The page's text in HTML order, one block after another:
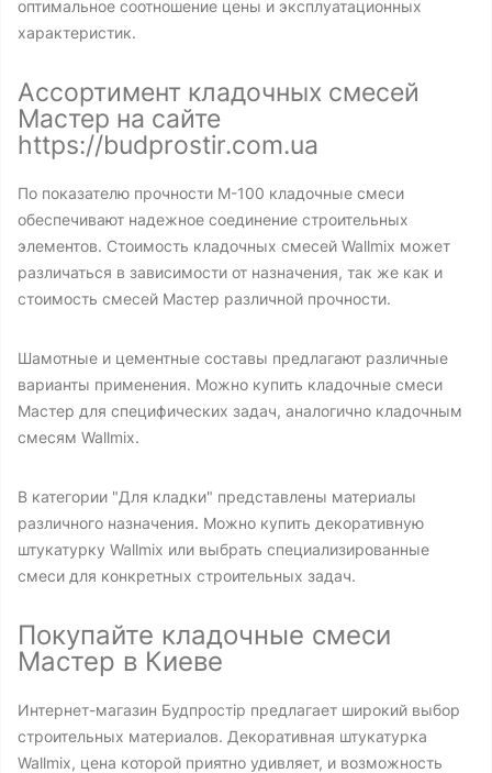
оптимальное соотношение цены и эксплуатационных
характеристик.
Ассортимент кладочных смесей
Мастер на сайте
https://budprostir.com.ua
По показателю прочности М-100 кладочные смеси
обеспечивают надежное соединение строительных
элементов. Стоимость кладочных смесей Wallmix может
различаться в зависимости от назначения, так же как и
стоимость смесей Мастер различной прочности.
Шамотные и цементные составы предлагают различные
варианты применения. Можно купить кладочные смеси
Мастер для специфических задач, аналогично кладочным
смесям Wallmix.
В категории "Для кладки" представлены материалы
различного назначения. Можно купить декоративную
штукатурку Wallmix или выбрать специализированные
смеси для конкретных строительных задач.
Покупайте кладочные смеси
Мастер в Киеве
Интернет-магазин Будпростір предлагает широкий выбор
строительных материалов. Декоративная штукатурка
Wallmix, цена которой приятно удивляет, и возможность